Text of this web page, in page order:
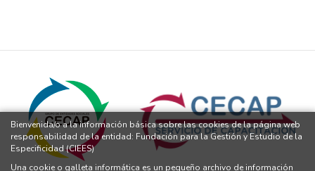
Bienvenida/o a la información básica sobre las cookies de la página web
responsabilidad de la entidad: Fundación para la Gestión y Estudio de la
Especificidad (CIEES)
Una cookie o galleta informática es un pequeño archivo de información